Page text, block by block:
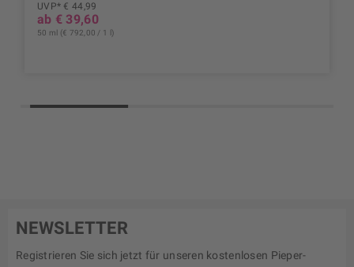
UVP* € 44,99
ab € 39,60
50 ml (€ 792,00 / 1 l)
NEWSLETTER
Registrieren Sie sich jetzt für unseren kostenlosen Pieper-